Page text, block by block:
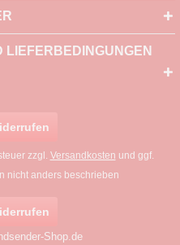
LIEFERBEDINGUNGEN
zzgl. Versandkosten und ggf.
nicht anders beschrieben
Shop.de